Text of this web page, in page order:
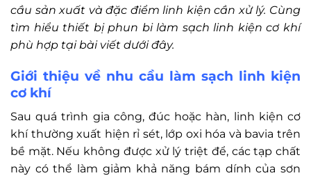
cầu sản xuất và đặc điểm linh kiện cần xử lý. Cùng
tìm hiểu thiết bị phun bi làm sạch linh kiện cơ khí
phù hợp tại bài viết dưới đây.
Giới thiệu về nhu cầu làm sạch linh kiện
cơ khí
Sau quá trình gia công, đúc hoặc hàn, linh kiện cơ
khí thường xuất hiện rỉ sét, lớp oxi hóa và bavia trên
bề mặt. Nếu không được xử lý triệt để, các tạp chất
này có thể làm giảm khả năng bám dính của sơn